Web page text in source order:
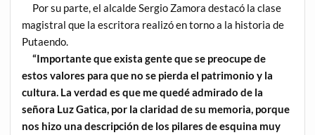
Por su parte, el alcalde Sergio Zamora destacó la clase
magistral que la escritora realizó en torno a la historia de
Putaendo.
“Importante que exista gente que se preocupe de
estos valores para que no se pierda el patrimonio y la
cultura. La verdad es que me quedé admirado de la
señora Luz Gatica, por la claridad de su memoria, porque
nos hizo una descripción de los pilares de esquina muy